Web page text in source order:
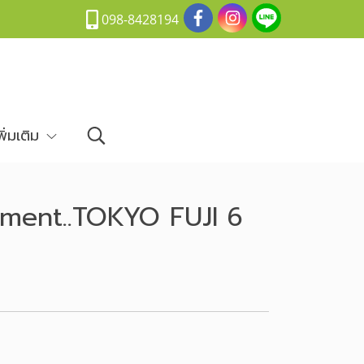
098-8428194
มเติม
FUJI 6